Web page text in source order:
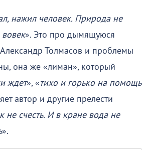
нажил человек. Природа не
вовек». Это про дымящуюся
Толмасов и проблемы
она же «лиман», который
ждет», «тихо и горько на помощь
автор и другие прелести
не счесть. И в кране вода не
».